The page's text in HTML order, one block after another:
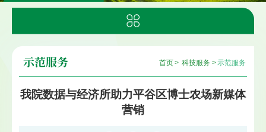
首页> 科技服务 >示范服务
示范服务
我院数据与经济所助力平谷区博士农场新媒体
营销